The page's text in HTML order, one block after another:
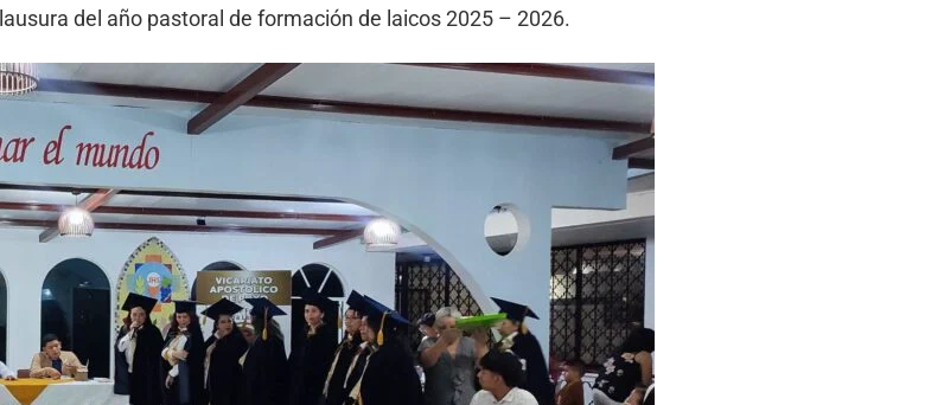
del año pastoral de formación de laicos 2025 – 2026.